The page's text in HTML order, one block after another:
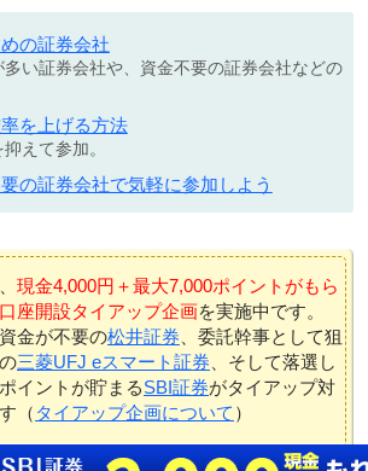
の証券会社
い証券会社や、資金不要の証券会社などの
を上げる方法
えて参加。
の証券会社で気軽に参加しよう
現金4,000円＋最大7,000ポイントがもら
座開設タイアップ企画を実施中です。
金が不要の松井証券 、委託幹事として狙
三菱UFJ eスマート証券 、そして落選し
イントが貯まるSBI証券がタイアップ対
（ タイアップ企画について ）